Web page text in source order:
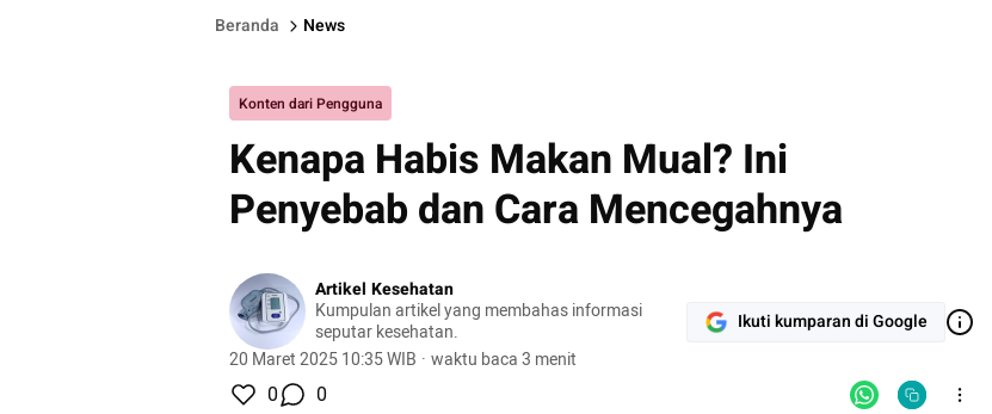
Beranda News
Konten dari Pengguna
Kenapa Habis Makan Mual? Ini
Penyebab dan Cara Mencegahnya
Artikel Kesehatan
Kumpulan artikel yang membahas informasi
seputar kesehatan.
20 Maret 2025 10:35 WIB · waktu baca 3 menit
Ikuti kumparan di Google
0 0